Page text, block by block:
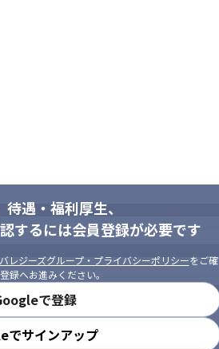
遇・福利厚生、
するには会員登録が必要です
レジーズグループ・プライバシーポリシーをご確
録へお進みください。
で登録
でサインアップ